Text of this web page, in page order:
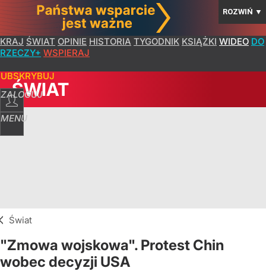
ROZWIŃ ▼
KRAJ ŚWIAT OPINIE HISTORIA TYGODNIK KSIĄŻKI WIDEO DO
RZECZY+ WSPIERAJ
ZALOGUJ
MENU
ŚWIAT
Świat
"Zmowa wojskowa". Protest Chin
wobec decyzji USA